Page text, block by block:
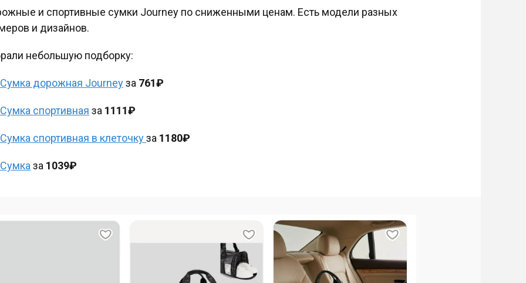
и спортивные сумки Journey по сниженными ценам. Есть модели разных
и дизайнов.
небольшую подборку:
Сумка дорожная Journeyза 761₽
Сумка спортивная за 1111₽
Сумка спортивная в клеточкуза 1180₽
Сумка за 1039₽